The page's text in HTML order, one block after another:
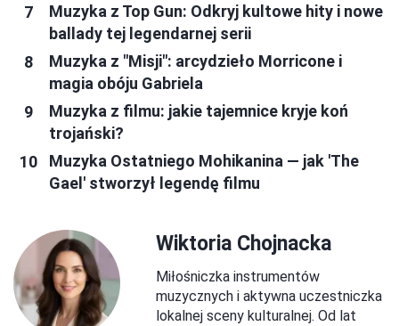
Muzyka z Top Gun: Odkryj kultowe hity i nowe
ballady tej legendarnej serii
Muzyka z "Misji": arcydzieło Morricone i
magia obóju Gabriela
Muzyka z filmu: jakie tajemnice kryje koń
trojański?
Muzyka Ostatniego Mohikanina — jak 'The
Gael' stworzył legendę filmu
Wiktoria Chojnacka
Miłośniczka instrumentów
muzycznych i aktywna uczestniczka
lokalnej sceny kulturalnej. Od lat